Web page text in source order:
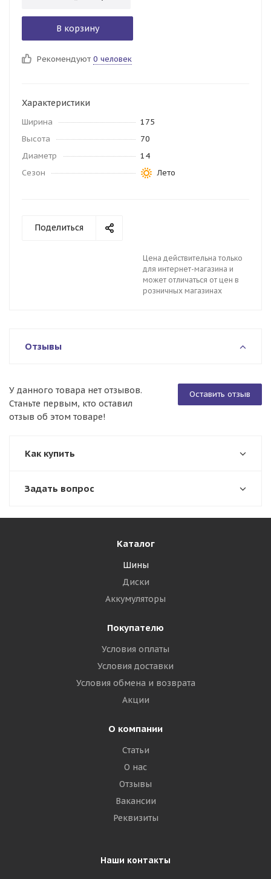
В корзину
Рекомендуют 0 человек
Характеристики
Ширина
175
Высота
70
Диаметр
14
Сезон
Лето
Поделиться
Цена действительна только
для интернет-магазина и
может отличаться от цен в
розничных магазинах
Отзывы
Оставить отзыв
У данного товара нет отзывов.
Станьте первым, кто оставил
отзыв об этом товаре!
Как купить
Задать вопрос
Каталог
Шины
Диски
Аккумуляторы
Покупателю
Условия оплаты
Условия доставки
Условия обмена и возврата
Акции
О компании
Статьи
О нас
Отзывы
Вакансии
Реквизиты
Наши контакты